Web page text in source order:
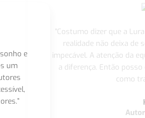
e
um
"Costumo dizer que a
realidade não deixa de
impecável. A atenção da
a diferença. Então
como